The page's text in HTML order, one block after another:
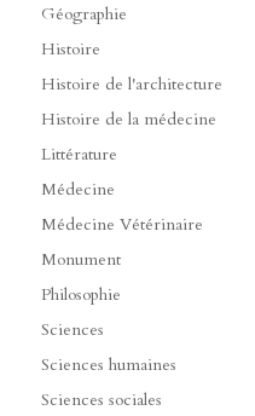
Géographie
Histoire
Histoire de l'architecture
Histoire de la médecine
Littérature
Médecine
Médecine Vétérinaire
Monument
Philosophie
Sciences
Sciences humaines
Sciences sociales